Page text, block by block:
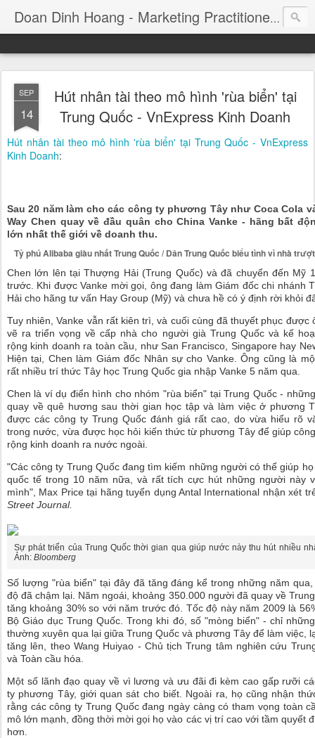
Doan Dinh Hoang - Marketing Practitioner
SEP
14
Hút nhân tài theo mô hình 'rùa biển' tại
Trung Quốc - VnExpress Kinh Doanh
Hút nhân tài theo mô hình 'rùa biển' tại Trung Quốc - VnExpress
Kinh Doanh:
Sau 20 năm làm cho các công ty phương Tây như Coca Cola
Way Chen quay về đầu quân cho China Vanke - hãng bất
lớn nhất thế giới về doanh thu.
Tỷ phú Alibaba giàu nhất Trung Quốc / Dân Trung Quốc biểu tình vì nhà
Chen lớn lên tại Thượng Hải (Trung Quốc) và đã chuyển đến Mỹ
trước. Khi được Vanke mời gọi, ông đang làm Giám đốc chi nhánh
Hải cho hãng tư vấn Hay Group (Mỹ) và chưa hề có ý định rời khỏi
Tuy nhiên, Vanke vẫn rất kiên trì, và cuối cùng đã thuyết phục được
vẽ ra triển vọng về cấp nhà cho người già Trung Quốc và kế
rộng kinh doanh ra toàn cầu, như San Francisco, Singapore hay
Hiện tại, Chen làm Giám đốc Nhân sự cho Vanke. Ông cũng là
rất nhiều trí thức Tây học Trung Quốc gia nhập Vanke 5 năm qua.
Chen là ví dụ điển hình cho nhóm "rùa biển" tại Trung Quốc -
quay về quê hương sau thời gian học tập và làm việc ở phương
được các công ty Trung Quốc đánh giá rất cao, do vừa hiểu rõ
trong nước, vừa được học hỏi kiến thức từ phương Tây để giúp
rộng kinh doanh ra nước ngoài.
"Các công ty Trung Quốc đang tìm kiếm những người có thể giúp
quốc tế trong 10 năm nữa, và rất tích cực hút những người này
mình", Max Price tại hãng tuyển dụng Antal International nhận xét
Street Journal.
Sự phát triển của Trung Quốc thời gian qua giúp nước này thu hút nhiều
Ảnh: Bloomberg
Số lượng "rùa biển" tại đây đã tăng đáng kể trong những năm
độ đã chậm lại. Năm ngoái, khoảng 350.000 người đã quay về
tăng khoảng 30% so với năm trước đó. Tốc độ này năm 2009 là
Bộ Giáo dục Trung Quốc. Trong khi đó, số "mòng biển" - chỉ
thường xuyên qua lại giữa Trung Quốc và phương Tây để làm việc,
tăng lên, theo Wang Huiyao - Chủ tịch Trung tâm nghiên cứu
và Toàn cầu hóa.
Một số lãnh đạo quay về vì lương và ưu đãi đi kèm cao gấp rưỡi
ty phương Tây, giới quan sát cho biết. Ngoài ra, họ cũng nhận
rằng các công ty Trung Quốc đang ngày càng có tham vọng toàn
mô lớn mạnh, đồng thời mời gọi họ vào các vị trí cao với tầm quyết
hơn.